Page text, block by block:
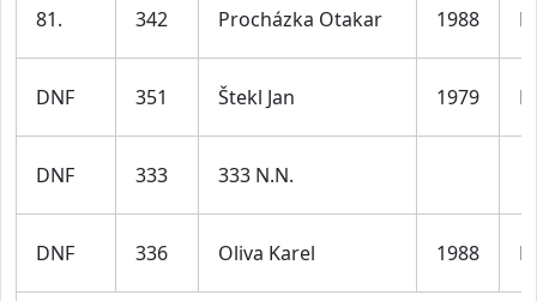
81. 342 Procházka Otakar 1988 M
DNF 351 Štekl Jan 1979 M
DNF 333 333 N.N.
DNF 336 Oliva Karel 1988 M